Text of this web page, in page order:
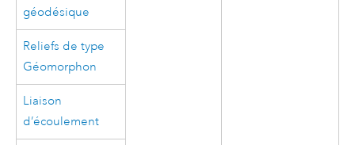
géodésique
Reliefs de type
Géomorphon
Liaison
d’écoulement